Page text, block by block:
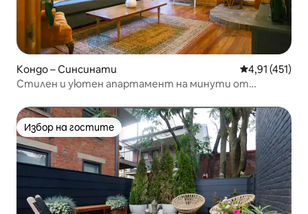
Кондо – Синсинати Средна
4,91 (451)
Стилен и уютен апартамент на минути от
Избор на гостите
Избор на гостите